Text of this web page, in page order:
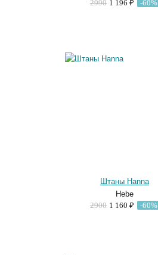
2990 1 196 ₽ -60%
Штаны Hanna
Hebe
2900 1 160 ₽ -60%